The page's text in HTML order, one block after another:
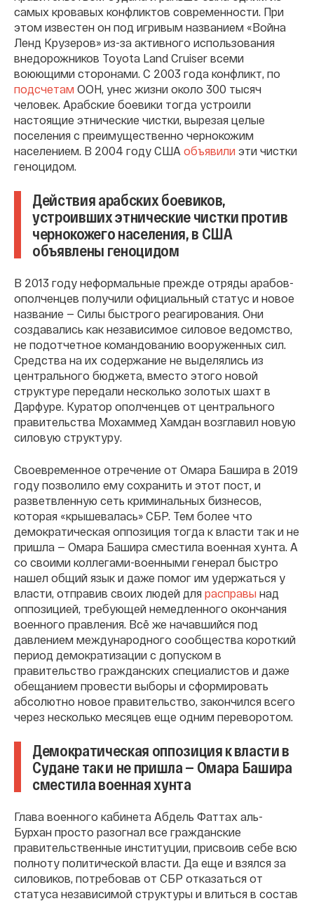
самых кровавых конфликтов современности. При
этом известен он под игривым названием «Война
Ленд Крузеров» из-за активного использования
внедорожников Toyota Land Cruiser всеми
воюющими сторонами. С 2003 года конфликт, по
подсчетам ООН, унес жизни около 300 тысяч
человек. Арабские боевики тогда устроили
настоящие этнические чистки, вырезая целые
поселения с преимущественно чернокожим
населением. В 2004 году США объявили эти чистки
геноцидом.
Действия арабских боевиков,
устроивших этнические чистки против
чернокожего населения, в США
объявлены геноцидом
В 2013 году неформальные прежде отряды арабов-
ополченцев получили официальный статус и новое
название — Силы быстрого реагирования. Они
создавались как независимое силовое ведомство,
не подотчетное командованию вооруженных сил.
Средства на их содержание не выделялись из
центрального бюджета, вместо этого новой
структуре передали несколько золотых шахт в
Дарфуре. Куратор ополченцев от центрального
правительства Мохаммед Хамдан возглавил новую
силовую структуру.
Своевременное отречение от Омара Башира в 2019
году позволило ему сохранить и этот пост, и
разветвленную сеть криминальных бизнесов,
которая «крышевалась» СБР. Тем более что
демократическая оппозиция тогда к власти так и не
пришла — Омара Башира сместила военная хунта. А
со своими коллегами-военными генерал быстро
нашел общий язык и даже помог им удержаться у
власти, отправив своих людей для расправы над
оппозицией, требующей немедленного окончания
военного правления. Всё же начавшийся под
давлением международного сообщества короткий
период демократизации с допуском в
правительство гражданских специалистов и даже
обещанием провести выборы и сформировать
абсолютно новое правительство, закончился всего
через несколько месяцев еще одним переворотом.
Демократическая оппозиция к власти в
Судане так и не пришла — Омара Башира
сместила военная хунта
Глава военного кабинета Абдель Фаттах аль-
Бурхан просто разогнал все гражданские
правительственные институции, присвоив себе всю
полноту политической власти. Да еще и взялся за
силовиков, потребовав от СБР отказаться от
статуса независимой структуры и влиться в состав